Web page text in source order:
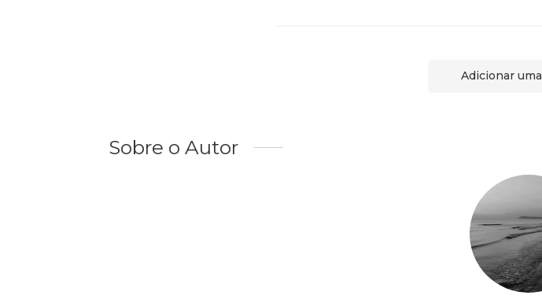
Adicionar
Sobre o Autor